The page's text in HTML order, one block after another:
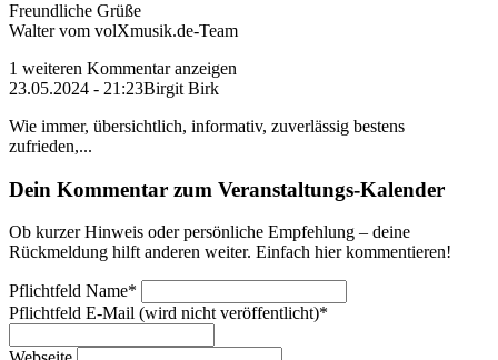
Freundliche Grüße
Walter vom volXmusik.de-Team
1 weiteren Kommentar anzeigen
23.05.2024 - 21:23Birgit Birk
Wie immer, übersichtlich, informativ, zuverlässig bestens
zufrieden,...
Dein Kommentar zum Veranstaltungs-Kalender
Ob kurzer Hinweis oder persönliche Empfehlung – deine
Rückmeldung hilft anderen weiter. Einfach hier kommentieren!
Pflichtfeld Name*
Pflichtfeld E-Mail (wird nicht veröffentlicht)*